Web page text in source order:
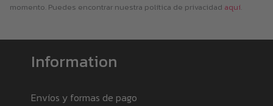
momento. Puedes encontrar nuestra política de privacidad aquí.
Information
Envíos y formas de pago